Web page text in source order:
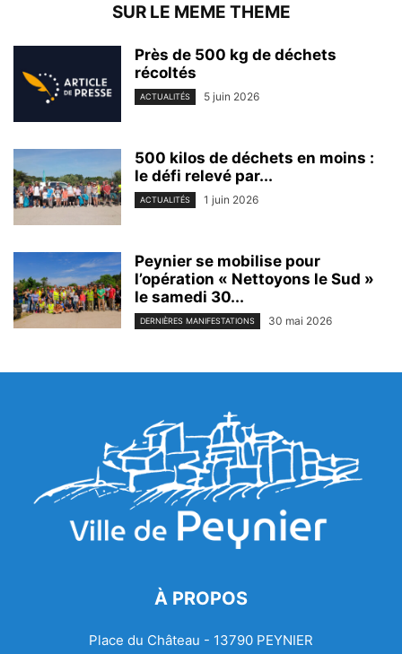
SUR LE MEME THEME
Près de 500 kg de déchets
récoltés
ACTUALITÉS 5 juin 2026
500 kilos de déchets en moins :
le défi relevé par...
ACTUALITÉS 1 juin 2026
Peynier se mobilise pour
l’opération « Nettoyons le Sud »
le samedi 30...
DERNIÈRES MANIFESTATIONS 30 mai 2026
À PROPOS
Place du Château - 13790 PEYNIER